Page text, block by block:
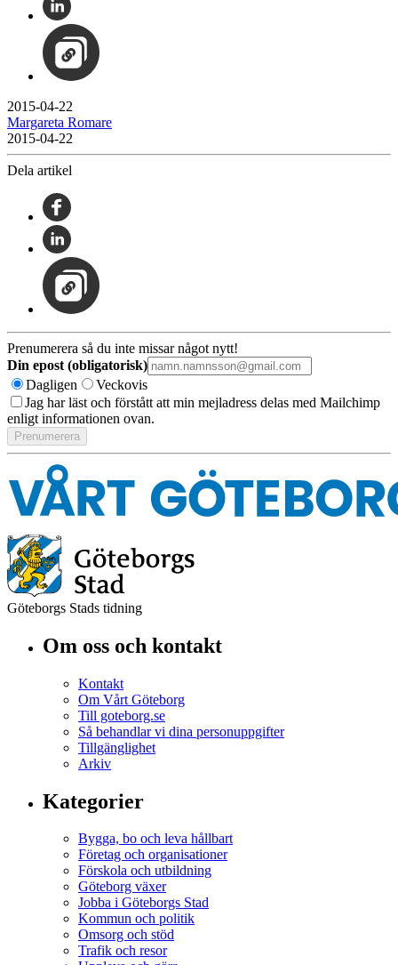
2015-04-22
Margareta Romare
2015-04-22
Dela artikel
Prenumerera så du inte missar något nytt!
Din epost (obligatorisk)
Dagligen
Veckovis
Jag har läst och förstått att min mejladress delas med Mailchimp
enligt informationen ovan.
Göteborgs Stads tidning
Om oss och kontakt
Kontakt
Om Vårt Göteborg
Till goteborg.se
Så behandlar vi dina personuppgifter
Tillgänglighet
Arkiv
Kategorier
Bygga, bo och leva hållbart
Företag och organisationer
Förskola och utbildning
Göteborg växer
Jobba i Göteborgs Stad
Kommun och politik
Omsorg och stöd
Trafik och resor